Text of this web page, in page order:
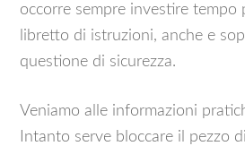
occorre sempre investire tempo
libretto di istruzioni, anche e
questione di sicurezza.
Veniamo alle informazioni
Intanto serve bloccare il pezzo